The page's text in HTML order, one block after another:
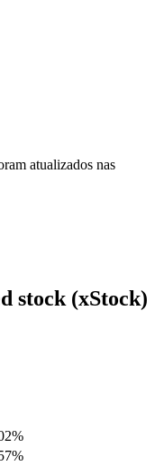
atualizados nas
stock (xStock)